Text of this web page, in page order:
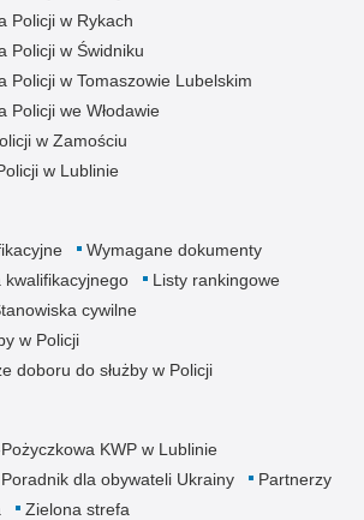
Policji w Rykach
Policji w Świdniku
Policji w Tomaszowie Lubelskim
Policji we Włodawie
w Zamościu
w Lublinie
Wymagane dokumenty
kwalifikacyjnego
Listy rankingowe
cywilne
w Policji
doboru do służby w Policji
KWP w Lublinie
Poradnik dla obywateli Ukrainy
Partnerzy
Zielona strefa